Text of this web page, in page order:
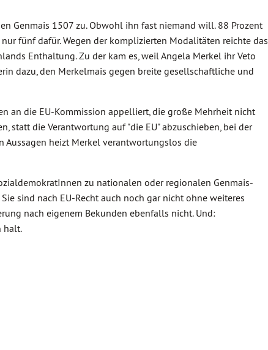
Genmais 1507 zu. Obwohl ihn fast niemand will. 88 Prozent
fünf dafür. Wegen der komplizierten Modalitäten reichte das
Enthaltung. Zu der kam es, weil Angela Merkel ihr Veto
dazu, den Merkelmais gegen breite gesellschaftliche und
an die EU-Kommission appelliert, die große Mehrheit nicht
statt die Verantwortung auf "die EU" abzuschieben, bei der
heizt Merkel verantwortungslos die
zu nationalen oder regionalen Genmais-
sind nach EU-Recht auch noch gar nicht ohne weiteres
nach eigenem Bekunden ebenfalls nicht. Und:
halt.